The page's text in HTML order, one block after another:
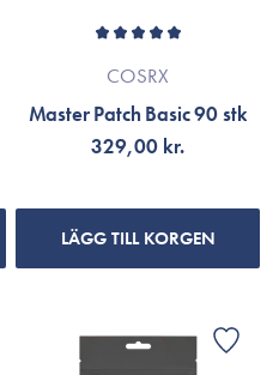
COSRX
Master Patch Basic 90 stk
329,00 kr.
LÄGG TILL KORGEN